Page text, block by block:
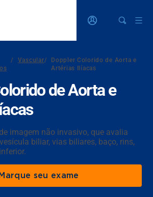
/ Vascular/
Doppler Colorido de Aorta e
Artérias Ilíacas
de Aorta e
imagem não invasivo, que avalia
biliar, vias biliares, baço, rins,
Marque seu exame